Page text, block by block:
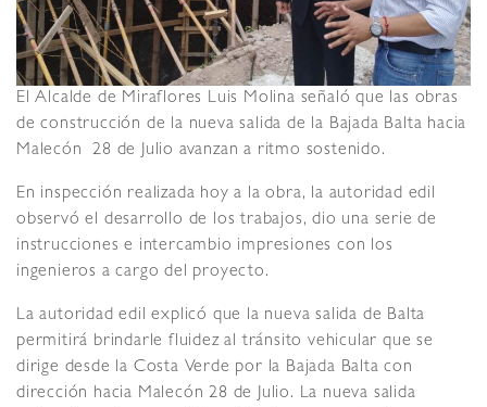
El Alcalde de Miraflores Luis Molina señaló que las obras
de construcción de la nueva salida de la Bajada Balta hacia
Malecón 28 de Julio avanzan a ritmo sostenido.
En inspección realizada hoy a la obra, la autoridad edil
observó el desarrollo de los trabajos, dio una serie de
instrucciones e intercambio impresiones con los
ingenieros a cargo del proyecto.
La autoridad edil explicó que la nueva salida de Balta
permitirá brindarle fluidez al tránsito vehicular que se
dirige desde la Costa Verde por la Bajada Balta con
dirección hacia Malecón 28 de Julio. La nueva salida